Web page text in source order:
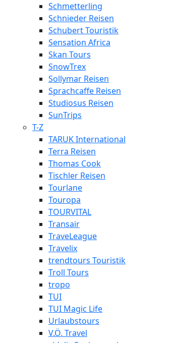
Schmetterling
Schnieder Reisen
Schubert Touristik
Sensation Africa
Skan Tours
SnowTrex
Sollymar Reisen
Sprachcaffe Reisen
Studiosus Reisen
SunTrips
T-Z
TARUK International
Terra Reisen
Thomas Cook
Tischler Reisen
Tourlane
Touropa
TOURVITAL
Transair
TraveLeague
Travelix
trendtours Touristik
Troll Tours
tropo
TUI
TUI Magic Life
Urlaubstours
V.Ö. Travel